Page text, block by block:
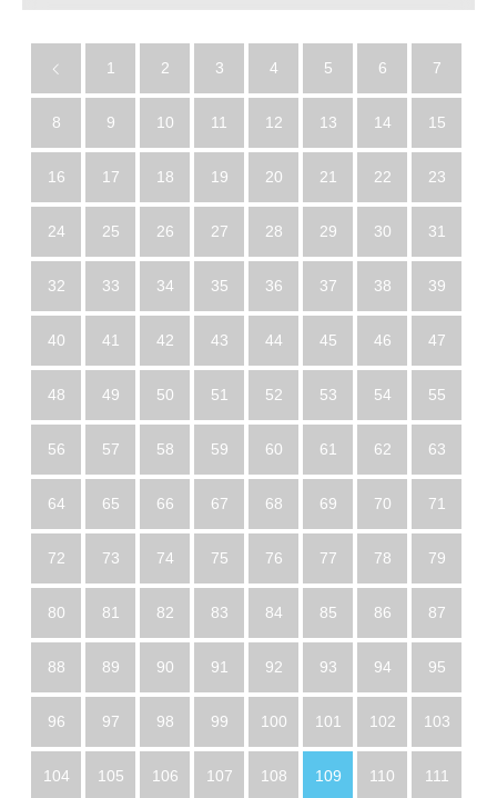
1 2 3 4 5 6 7
8 9 10 11 12 13 14 15
16 17 18 19 20 21 22 23
24 25 26 27 28 29 30 31
32 33 34 35 36 37 38 39
40 41 42 43 44 45 46 47
48 49 50 51 52 53 54 55
56 57 58 59 60 61 62 63
64 65 66 67 68 69 70 71
72 73 74 75 76 77 78 79
80 81 82 83 84 85 86 87
88 89 90 91 92 93 94 95
96 97 98 99 100 101 102 103
104 105 106 107 108 109 110 111